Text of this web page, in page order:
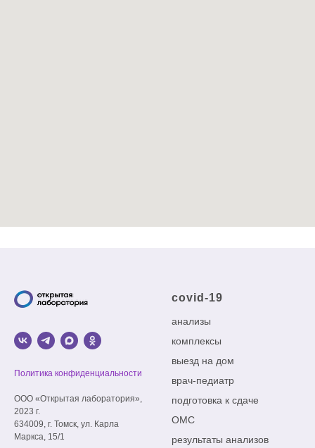
Политика конфиденциальности
ООО «Открытая лаборатория»,
2023 г.
634009, г. Томск, ул. Карла
Маркса, 15/1
covid-19
анализы
комплексы
выезд на дом
врач-педиатр
подготовка к сдаче
ОМС
результаты анализов